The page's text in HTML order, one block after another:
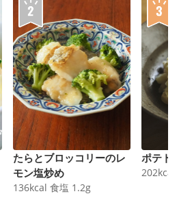
たらとブロッコリーのレ
モン塩炒め
136kcal 食塩 1.2g
ポテト
202kcal